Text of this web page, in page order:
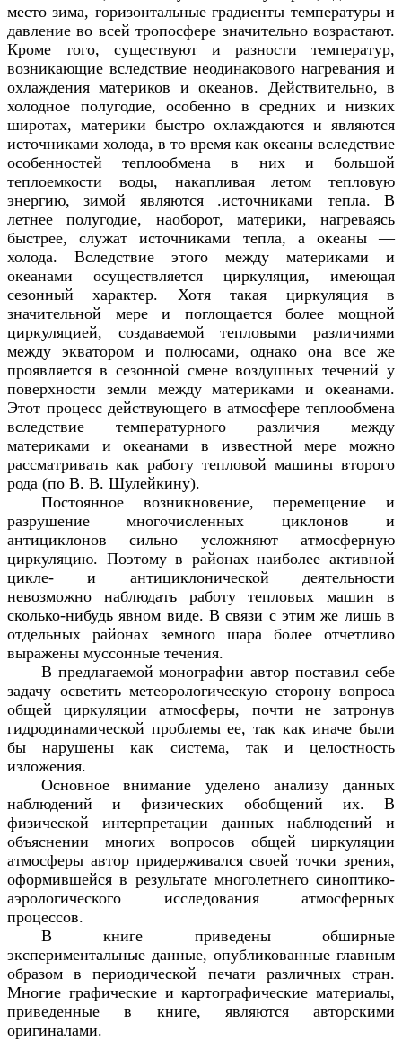
место зима, горизонтальные градиенты температуры и
давление во всей тропосфере значительно возрастают.
Кроме того, существуют и разности температур,
возникающие вследствие неодинакового нагревания и
охлаждения материков и океанов. Действительно, в
холодное полугодие, особенно в средних и низких
широтах, материки быстро охлаждаются и являются
источниками холода, в то время как океаны вследствие
особенностей теплообмена в них и большой
теплоемкости воды, накапливая летом тепловую
энергию, зимой являются .источниками тепла. В
летнее полугодие, наоборот, материки, нагреваясь
быстрее, служат источниками тепла, а океаны —
холода. Вследствие этого между материками и
океанами осуществляется циркуляция, имеющая
сезонный характер. Хотя такая циркуляция в
значительной мере и поглощается более мощной
циркуляцией, создаваемой тепловыми различиями
между экватором и полюсами, однако она все же
проявляется в сезонной смене воздушных течений у
поверхности земли между материками и океанами.
Этот процесс действующего в атмосфере теплообмена
вследствие температурного различия между
материками и океанами в известной мере можно
рассматривать как работу тепловой машины второго
рода (по В. В. Шулейкину).
Постоянное возникновение, перемещение и
разрушение многочисленных циклонов и
антициклонов сильно усложняют атмосферную
циркуляцию. Поэтому в районах наиболее активной
цикле- и антициклонической деятельности
невозможно наблюдать работу тепловых машин в
сколько-нибудь явном виде. В связи с этим же лишь в
отдельных районах земного шара более отчетливо
выражены муссонные течения.
В предлагаемой монографии автор поставил себе
задачу осветить метеорологическую сторону вопроса
общей циркуляции атмосферы, почти не затронув
гидродинамической проблемы ее, так как иначе были
бы нарушены как система, так и целостность
изложения.
Основное внимание уделено анализу данных
наблюдений и физических обобщений их. В
физической интерпретации данных наблюдений и
объяснении многих вопросов общей циркуляции
атмосферы автор придерживался своей точки зрения,
оформившейся в результате многолетнего синоптико-
аэрологического исследования атмосферных
процессов.
В книге приведены обширные
экспериментальные данные, опубликованные главным
образом в периодической печати различных стран.
Многие графические и картографические материалы,
приведенные в книге, являются авторскими
оригиналами.